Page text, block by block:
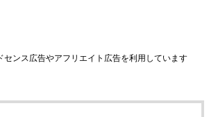
センス広告やアフリエイト広告を利用しています